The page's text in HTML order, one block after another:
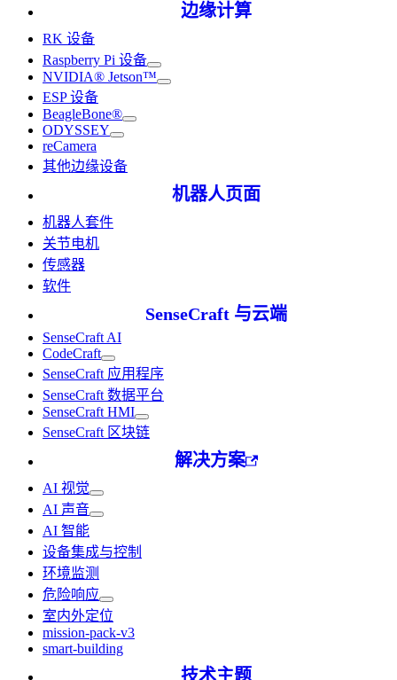
边缘计算
RK 设备
Raspberry Pi 设备
NVIDIA® Jetson™
ESP 设备
BeagleBone®
ODYSSEY
reCamera
其他边缘设备
机器人页面
机器人套件
关节电机
传感器
软件
SenseCraft 与云端
SenseCraft AI
CodeCraft
SenseCraft 应用程序
SenseCraft 数据平台
SenseCraft HMI
SenseCraft 区块链
解决方案
AI 视觉
AI 声音
AI 智能
设备集成与控制
环境监测
危险响应
室内外定位
mission-pack-v3
smart-building
技术主题